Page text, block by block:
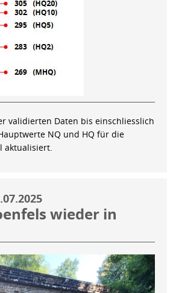
validierten Daten bis einschliesslich
NQ und HQ für die
aktualisiert.
wieder in